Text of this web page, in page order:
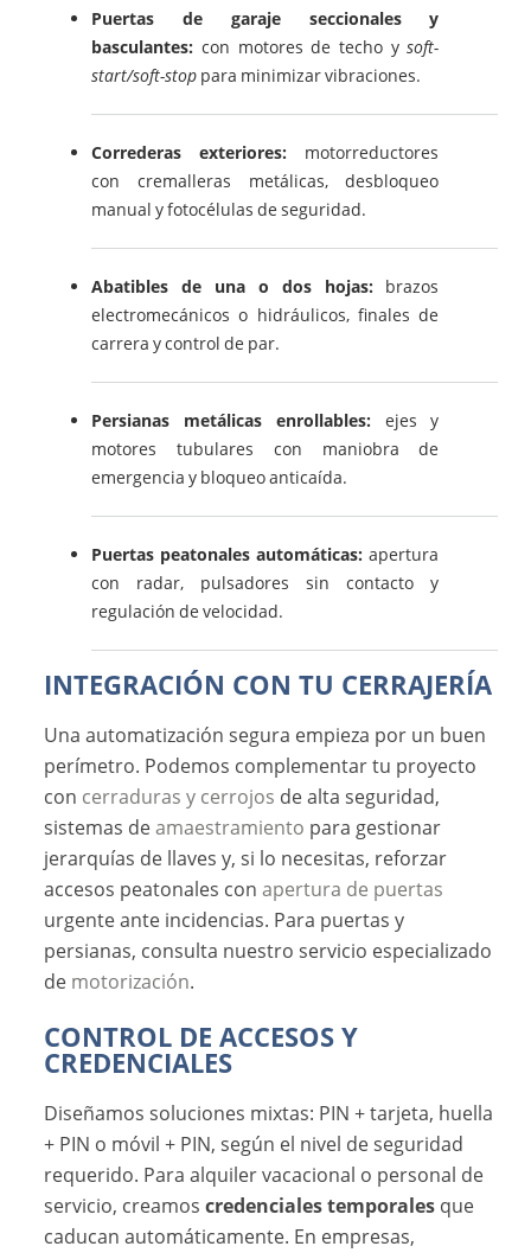
Puertas de garaje seccionales y
basculantes: con motores de techo ysoft-
start/soft-stop para minimizar vibraciones.
Correderas exteriores: motorreductores
con cremalleras metálicas, desbloqueo
manual y fotocélulas de seguridad.
Abatibles de una o dos hojas: brazos
electromecánicos o hidráulicos, finales de
carrera y control de par.
Persianas metálicas enrollables: ejes y
motores tubulares con maniobra de
emergencia y bloqueo anticaída.
Puertas peatonales automáticas: apertura
con radar, pulsadores sin contacto y
regulación de velocidad.
INTEGRACIÓN CON TU CERRAJERÍA
Una automatización segura empieza por un buen
perímetro. Podemos complementar tu proyecto
con cerraduras y cerrojos de alta seguridad,
sistemas deamaestramiento para gestionar
jerarquías de llaves y, si lo necesitas, reforzar
accesos peatonales conapertura de puertas
urgente ante incidencias. Para puertas y
persianas, consulta nuestro servicio especializado
de motorización.
CONTROL DE ACCESOS Y
CREDENCIALES
Diseñamos soluciones mixtas: PIN + tarjeta, huella
+ PIN o móvil + PIN, según el nivel de seguridad
requerido. Para alquiler vacacional o personal de
servicio, creamoscredenciales temporales que
caducan automáticamente. En empresas,